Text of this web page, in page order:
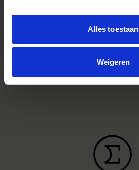
Alles toestaan
Weigeren